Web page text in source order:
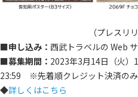
（プレスリ
■申し込み： 西武トラベルの Web
■募集期間： 2023年3月14日（火）
23:59 ※先着順クレジット決済のみ
◆詳しくはこちら